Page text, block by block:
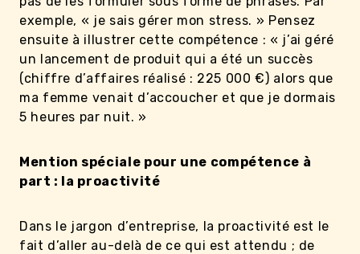
exemple, « je sais gérer mon stress. » Pensez
ensuite à illustrer cette compétence : « j’ai géré
un lancement de produit qui a été un succès
(chiffre d’affaires réalisé : 225 000 €) alors que
ma femme venait d’accoucher et que je dormais
5 heures par nuit. »
Mention spéciale pour une compétence à
part : la proactivité
Dans le jargon d’entreprise, la proactivité est le
fait d’aller au-delà de ce qui est attendu ; de